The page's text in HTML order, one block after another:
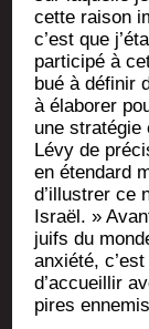
cette rai­son
c’est que
par­ti­ci­pé à
bué à défi­nir
à éla­bo­rer
une stra­té­gie
Lévy de
en éten­dard
d’illustrer ce
Israël. »
juifs du
anxié­té,
d’accueillir
pires